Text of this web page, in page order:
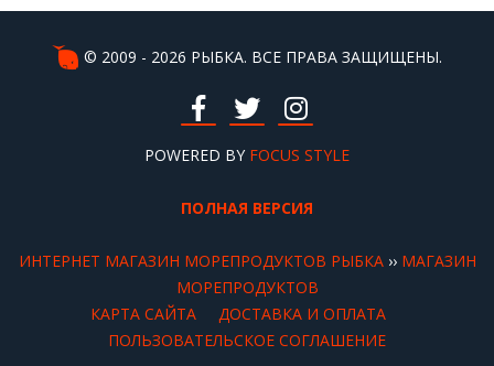
© 2009 - 2026 РЫБКА. ВСЕ ПРАВА ЗАЩИЩЕНЫ.
POWERED BY FOCUS STYLE
ПОЛНАЯ ВЕРСИЯ
ИНТЕРНЕТ МАГАЗИН МОРЕПРОДУКТОВ РЫБКА›› МАГАЗИН
МОРЕПРОДУКТОВ
КАРТА САЙТА
ДОСТАВКА И ОПЛАТА
ПОЛЬЗОВАТЕЛЬСКОЕ СОГЛАШЕНИЕ